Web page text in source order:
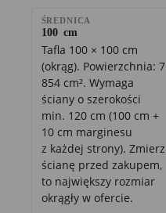
ŚREDNICA
100 cm
Tafla 100 × 100 cm
(okrąg). Powierzchnia: 7
854 cm². Wymaga
ściany o szerokości
min. 120 cm (100 cm +
10 cm marginesu
z każdej strony). Zmierz
ścianę przed zakupem,
to największy rozmiar
okrągły w ofercie.